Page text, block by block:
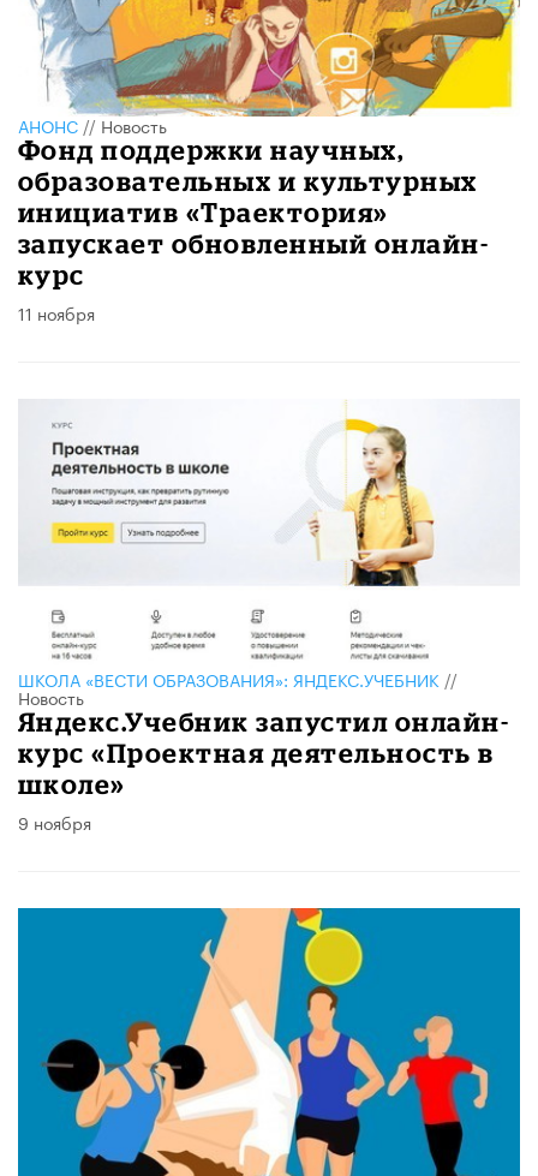
АНОНС // Новость
Фонд поддержки научных,
образовательных и культурных
инициатив «Траектория»
запускает обновленный онлайн-
курс
11 ноября
ШКОЛА «ВЕСТИ ОБРАЗОВАНИЯ»: ЯНДЕКС.УЧЕБНИК //
Новость
Яндекс.Учебник запустил онлайн-
курс «Проектная деятельность в
школе»
9 ноября